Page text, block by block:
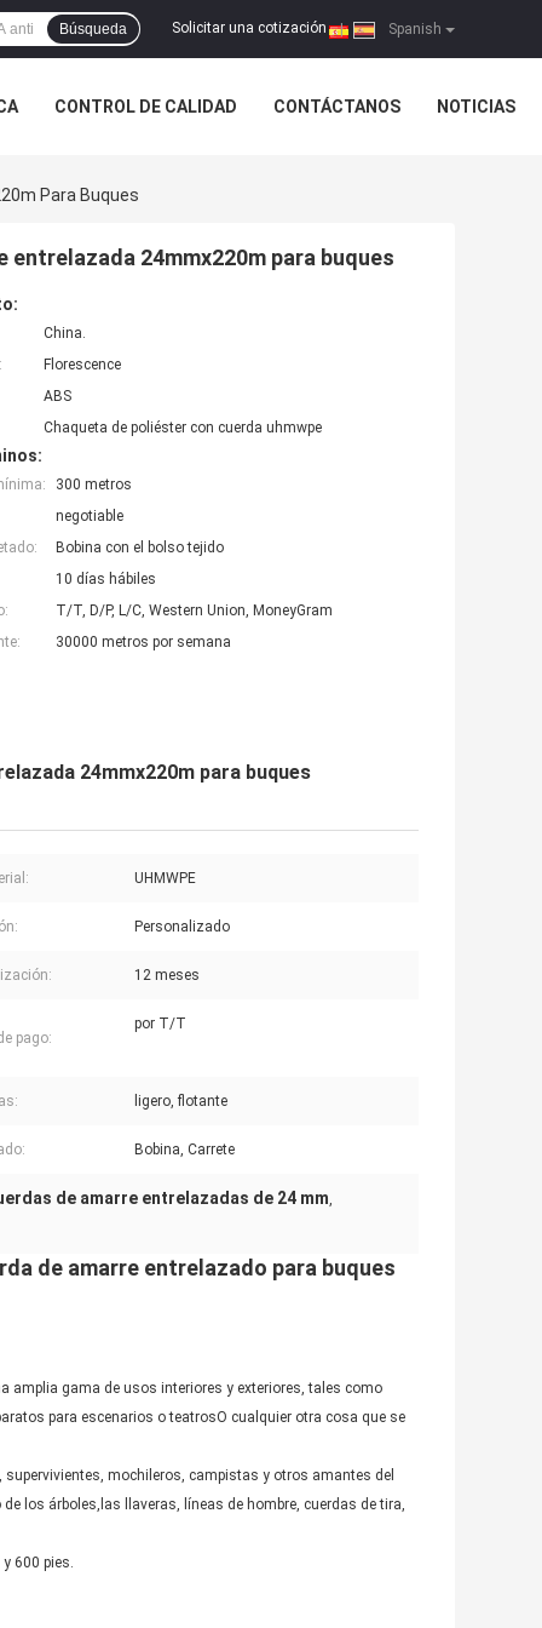
Spanish
Solicitar una cotización |
Búsqueda
CONTROL DE CALIDAD CONTÁCTANOS NOTICIAS
Para Buques
entrelazada 24mmx220m para buques
China.
Florescence
ABS
Chaqueta de poliéster con cuerda uhmwpe
300 metros
negotiable
Bobina con el bolso tejido
10 días hábiles
T/T, D/P, L/C, Western Union, MoneyGram
30000 metros por semana
24mmx220m para buques
UHMWPE
Personalizado
12 meses
pago:
por T/T
ligero, flotante
Bobina, Carrete
de amarre entrelazadas de 24 mm,
de amarre entrelazado para buques
amplia gama de usos interiores y exteriores, tales como
para escenarios o teatrosO cualquier otra cosa que se
mochileros, campistas y otros amantes del
los árboles,las llaveras, líneas de hombre, cuerdas de tira,
600 pies.